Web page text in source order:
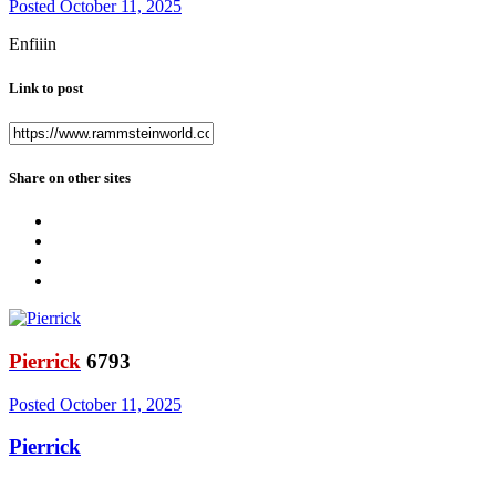
Posted October 11, 2025
Enfiiin
Link to post
Share on other sites
Pierrick 6793
Posted October 11, 2025
Pierrick